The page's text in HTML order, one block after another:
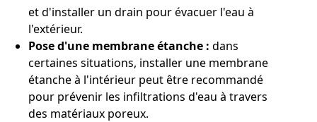
et d'installer un drain pour évacuer l'eau à
l'extérieur.
Pose d'une membrane étanche : dans
certaines situations, installer une membrane
étanche à l'intérieur peut être recommandé
pour prévenir les infiltrations d'eau à travers
des matériaux poreux.